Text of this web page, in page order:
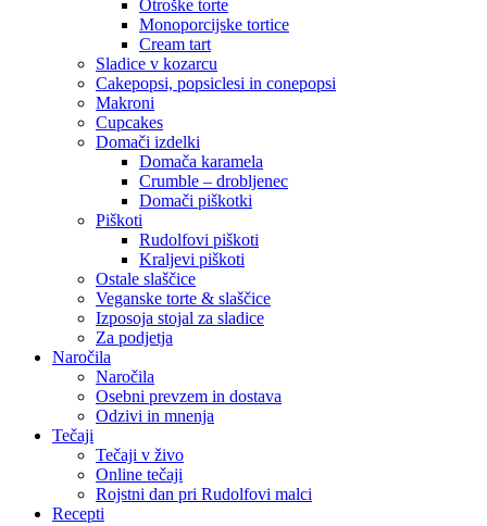
Otroške torte
Monoporcijske tortice
Cream tart
Sladice v kozarcu
Cakepopsi, popsiclesi in conepopsi
Makroni
Cupcakes
Domači izdelki
Domača karamela
Crumble – drobljenec
Domači piškotki
Piškoti
Rudolfovi piškoti
Kraljevi piškoti
Ostale slaščice
Veganske torte & slaščice
Izposoja stojal za sladice
Za podjetja
Naročila
Naročila
Osebni prevzem in dostava
Odzivi in mnenja
Tečaji
Tečaji v živo
Online tečaji
Rojstni dan pri Rudolfovi malci
Recepti